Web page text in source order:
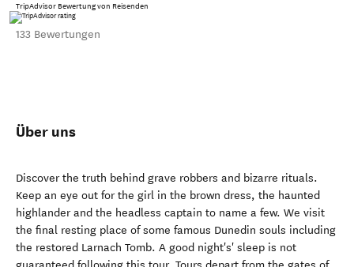
TripAdvisor Bewertung von Reisenden
133 Bewertungen
Über uns
Discover the truth behind grave robbers and bizarre rituals.
Keep an eye out for the girl in the brown dress, the haunted
highlander and the headless captain to name a few. We visit
the final resting place of some famous Dunedin souls including
the restored Larnach Tomb. A good night's' sleep is not